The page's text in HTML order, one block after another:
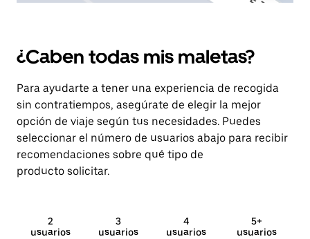
¿Caben todas mis maletas?
Para ayudarte a tener una experiencia de recogida
sin contratiempos, asegúrate de elegir la mejor
opción de viaje según tus necesidades. Puedes
seleccionar el número de usuarios abajo para recibir
recomendaciones sobre qué tipo de
producto solicitar.
2
usuarios
3
usuarios
4
usuarios
5+
usuarios